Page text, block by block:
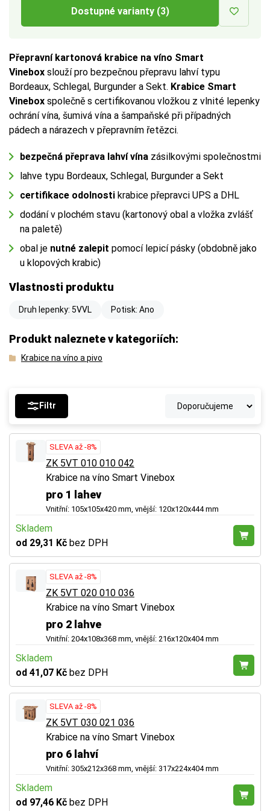
Dostupné varianty (3)
Přepravní kartonová krabice na víno Smart
Vinebox slouží pro bezpečnou přepravu lahví typu
Bordeaux, Schlegal, Burgunder a Sekt. Krabice Smart
Vinebox společně s certifikovanou vložkou z vlnité lepenky
ochrání vína, šumivá vína a šampaňské při případných
pádech a nárazech v přepravním řetězci.
bezpečná přeprava lahví vína zásilkovými společnostmi
lahve typu Bordeaux, Schlegal, Burgunder a Sekt
certifikace odolnosti krabice přepravci UPS a DHL
dodání v plochém stavu (kartonový obal a vložka zvlášť
na paletě)
obal je nutné zalepit pomocí lepicí pásky (obdobně jako
u klopových krabic)
Vlastnosti produktu
Druh lepenky: 5VVL Potisk: Ano
Produkt naleznete v kategoriích:
Krabice na víno a pivo
Filtr
SLEVA až -8%
ZK 5VT 010 010 042
Krabice na víno Smart Vinebox
pro 1 lahev
Vnitřní: 105x105x420 mm, vnější: 120x120x444 mm
Skladem
od 29,31 Kč bez DPH
SLEVA až -8%
ZK 5VT 020 010 036
Krabice na víno Smart Vinebox
pro 2 lahve
Vnitřní: 204x108x368 mm, vnější: 216x120x404 mm
Skladem
od 41,07 Kč bez DPH
SLEVA až -8%
ZK 5VT 030 021 036
Krabice na víno Smart Vinebox
pro 6 lahví
Vnitřní: 305x212x368 mm, vnější: 317x224x404 mm
Skladem
od 97,46 Kč bez DPH
a vnitřním rozměrem až1 cmna každé straně.
BUTTON:Jak vybrat krabici
a vnitřním rozměrem až1 cmna každé straně.
BUTTON:Jak vybrat krabici